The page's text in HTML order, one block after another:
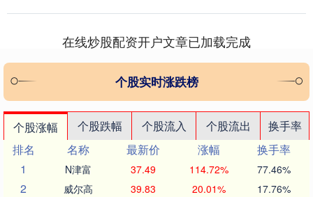
在线炒股配资开户文章已加载完成
个股实时涨跌榜
个股涨幅 个股跌幅 个股流入 个股流出
换手率
排名
名称 最新价 涨幅
换手率
1
N津富 37.49 114.72% 77.46%
2 威尔高 39.83 20.01% 17.76%